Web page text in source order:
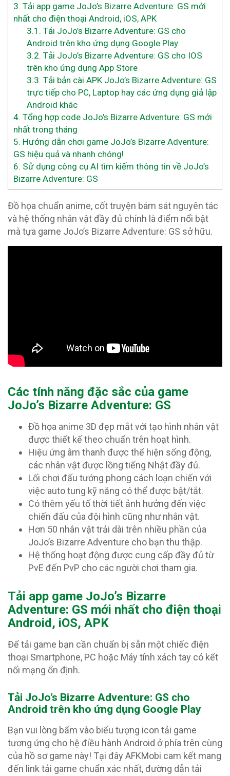
3. Tải app game JoJo’s Bizarre Adventure: GS mới
nhất cho điện thoại Android, iOS, APK
3.1. Tải JoJo’s Bizarre Adventure: GS cho
Android trên kho ứng dụng Google Play
3.2. Tải JoJo’s Bizarre Adventure: GS cho IOS
trên kho ứng dụng App Store
3.3. Tải bản cài APK JoJo’s Bizarre Adventure: GS
trực tiếp cho PC, Laptop hay các ứng dụng giả lập
Android khác
4. Tổng hợp code JoJo’s Bizarre Adventure: GS mới
nhất trong tháng
5. Hướng dẫn chơi game JoJo’s Bizarre Adventure:
GS hiệu quả và nhanh chóng!
6. Sử dụng công cụ AI tìm kiếm thông tin về JoJo’s
Bizarre Adventure: GS
Đồ họa chuẩn anime, cốt truyện bám sát nguyên tác
và hệ thống nhân vật đầy đủ chính là điểm nổi bật
mà tựa game JoJo’s Bizarre Adventure: GS sở hữu.
Các tính năng đặc sắc của game
JoJo’s Bizarre Adventure: GS
Đồ họa anime 3D đẹp mắt với tạo hình nhân vật
được thiết kế theo chuẩn trên hoạt hình.
Hiệu ứng âm thanh được thể hiện sống động,
các nhân vật được lồng tiếng Nhật đầy đủ.
Lối chơi đấu tướng phong cách loạn chiến với
việc auto tung kỹ năng có thể được bật/tắt.
Có thêm yếu tố thời tiết ảnh hưởng đến việc
chiến đấu của đội hình cũng như nhân vật.
Hơn 50 nhân vật trải dài trên nhiều phần của
JoJo’s Bizarre Adventure cho bạn thu thập.
Hệ thống hoạt động được cung cấp đầy đủ từ
PvE đến PvP cho các người chơi tham gia.
Tải app game JoJo’s Bizarre
Adventure: GS mới nhất cho điện thoại
Android, iOS, APK
Để tải game bạn cần chuẩn bị sẵn một chiếc điện
thoại Smartphone, PC hoặc Máy tính xách tay có kết
nối mạng ổn định.
Tải JoJo’s Bizarre Adventure: GS cho
Android trên kho ứng dụng Google Play
Bạn vui lòng bấm vào biểu tượng icon tải game
tương ứng cho hệ điều hành Android ở phía trên cùng
của hồ sơ game này! Tại đây AFKMobi cam kết mang
đến link tải game chuẩn xác nhất, đường dẫn tải